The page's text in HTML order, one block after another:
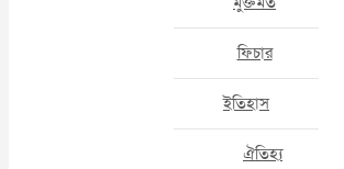
ফিচার
ইতিহাস
ঐতিহ্য